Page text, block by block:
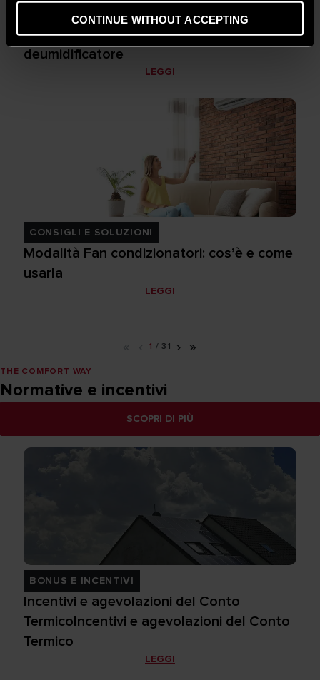
CONTINUE WITHOUT ACCEPTING
CONSIGLI E SOLUZIONI
Come riutilizzare l’acqua del
deumidificatore
LEGGI
CONSIGLI E SOLUZIONI
Modalità Fan condizionatori: cos’è e come
usarla
LEGGI
1 / 31 › »
THE COMFORT WAY
Normative e incentivi
SCOPRI DI PIÙ
BONUS E INCENTIVI
Incentivi e agevolazioni del Conto
TermicoIncentivi e agevolazioni del Conto
Termico
LEGGI